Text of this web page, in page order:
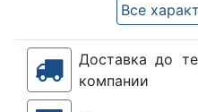
Все
Доставка до
компании